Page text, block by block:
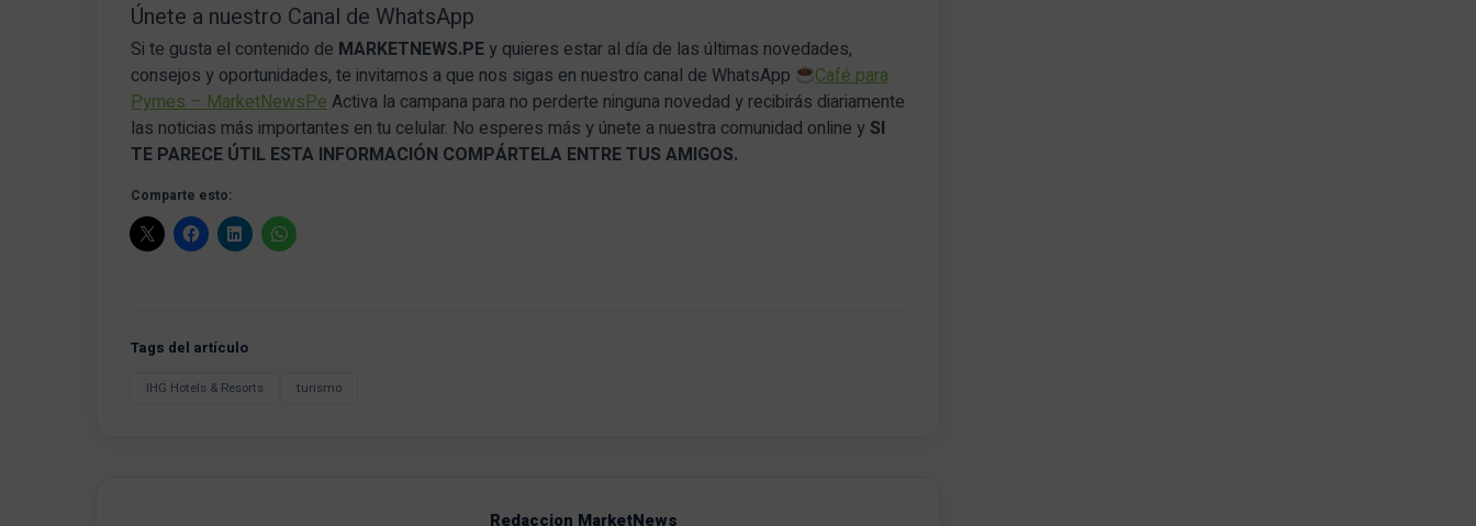
Únete a nuestro Canal de WhatsApp
Si te gusta el contenido de MARKETNEWS.PE y quieres estar al día de las últimas novedades,
consejos y oportunidades, te invitamos a que nos sigas en nuestro canal de WhatsApp
Café para
Pymes – MarketNewsPeActiva la campana para no perderte ninguna novedad y recibirás diariamente
las noticias más importantes en tu celular. No esperes más y únete a nuestra comunidad online y SI
TE PARECE ÚTIL ESTA INFORMACIÓN COMPÁRTELA ENTRE TUS AMIGOS.
Comparte esto:
Tags del artículo
IHG Hotels & Resorts turismo
Redaccion MarketNews